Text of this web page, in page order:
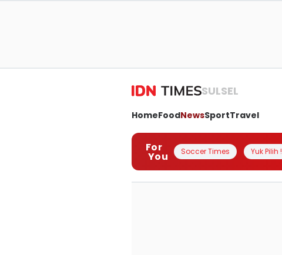
SULSEL
HomeFoodNewsSportTravel
For
You Soccer Times Yuk Pilih !